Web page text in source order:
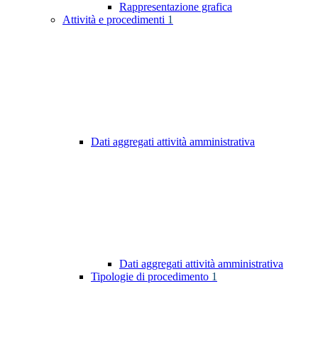
Rappresentazione grafica
Attività e procedimenti 1
Dati aggregati attività amministrativa
Dati aggregati attività amministrativa
Tipologie di procedimento 1